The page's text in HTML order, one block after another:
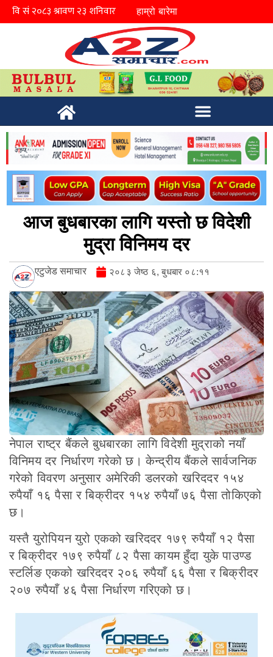
हाम्रो बारेमा
आज बुधबारका लागि यस्तो छ विदेशी
मुद्रा विनिमय दर
एटुजेड समाचार २०८३ जेष्ठ ६, बुधबार ०८:११
नेपाल राष्ट्र बैंकले बुधबारका लागि विदेशी मुद्राको नयाँ
विनिमय दर निर्धारण गरेको छ। केन्द्रीय बैंकले सार्वजनिक
गरेको विवरण अनुसार अमेरिकी डलरको खरिददर १५४
रुपैयाँ १६ पैसा र बिक्रीदर १५४ रुपैयाँ ७६ पैसा तोकिएको
छ।
यस्तै युरोपियन युरो एकको खरिददर १७९ रुपैयाँ १२ पैसा
र बिक्रीदर १७९ रुपैयाँ ८२ पैसा कायम हुँदा युके पाउण्ड
स्टर्लिङ एकको खरिददर २०६ रुपैयाँ ६६ पैसा र बिक्रीदर
२०७ रुपैयाँ ४६ पैसा निर्धारण गरिएको छ।